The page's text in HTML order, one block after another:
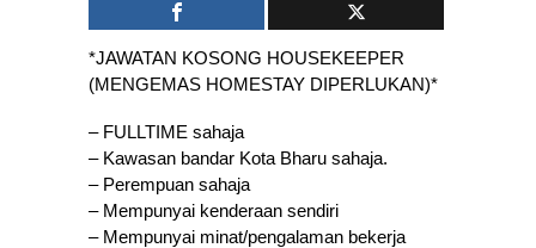
*JAWATAN KOSONG HOUSEKEEPER
(MENGEMAS HOMESTAY DIPERLUKAN)*
– FULLTIME sahaja
– Kawasan bandar Kota Bharu sahaja.
– Perempuan sahaja
– Mempunyai kenderaan sendiri
– Mempunyai minat/pengalaman bekerja